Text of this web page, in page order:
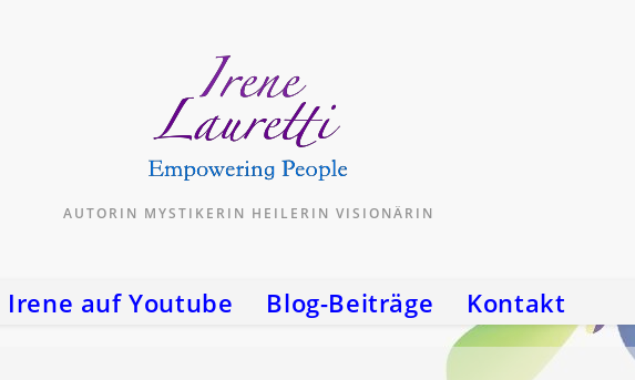
AUTORIN MYSTIKERIN HEILERIN VISIONÄRIN
Irene auf Youtube Blog-Beiträge Kontakt